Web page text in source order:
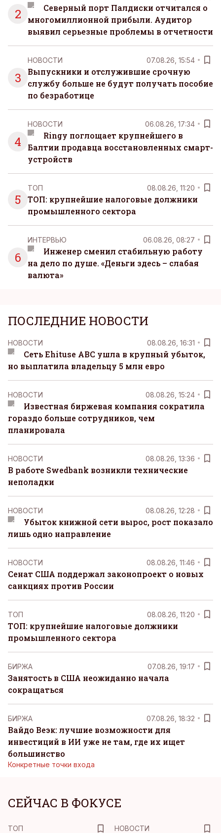
2
Северный порт Палдиски отчитался о
многомиллионной прибыли. Аудитор
выявил серьезные проблемы в отчетности
3
НОВОСТИ 07.08.26, 15:54
Выпускники и отслужившие срочную
службу больше не будут получать пособие
по безработице
4
НОВОСТИ 06.08.26, 17:34
Ringy поглощает крупнейшего в
Балтии продавца восстановленных смарт-
устройств
5
ТОП 08.08.26, 11:20
ТОП: крупнейшие налоговые должники
промышленного сектора
6
ИНТЕРВЬЮ 06.08.26, 08:27
Инженер сменил стабильную работу
на дело по душе. «Деньги здесь – слабая
валюта»
ПОСЛЕДНИЕ НОВОСТИ
НОВОСТИ 08.08.26, 16:31
Сеть Ehituse ABC ушла в крупный убыток,
но выплатила владельцу 5 млн евро
НОВОСТИ 08.08.26, 15:24
Известная биржевая компания сократила
гораздо больше сотрудников, чем
планировала
НОВОСТИ 08.08.26, 13:36
В работе Swedbank возникли технические
неполадки
НОВОСТИ 08.08.26, 12:28
Убыток книжной сети вырос, рост показало
лишь одно направление
НОВОСТИ 08.08.26, 11:46
Сенат США поддержал законопроект о новых
санкциях против России
ТОП 08.08.26, 11:20
ТОП: крупнейшие налоговые должники
промышленного сектора
БИРЖА 07.08.26, 19:17
Занятость в США неожиданно начала
сокращаться
БИРЖА 07.08.26, 18:32
Вайдо Веэк: лучшие возможности для
инвестиций в ИИ уже не там, где их ищет
большинство
Конкретные точки входа
СЕЙЧАС В ФОКУСЕ
ТОП
НОВОСТИ